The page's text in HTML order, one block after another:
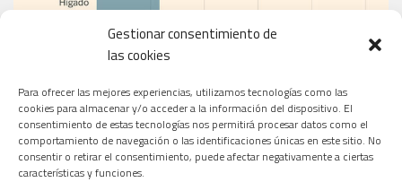
Gestionar consentimiento de
las cookies
Para ofrecer las mejores experiencias, utilizamos tecnologías como las
cookies para almacenar y/o acceder a la información del dispositivo. El
consentimiento de estas tecnologías nos permitirá procesar datos como el
comportamiento de navegación o las identificaciones únicas en este sitio. No
consentir o retirar el consentimiento, puede afectar negativamente a ciertas
características y funciones.